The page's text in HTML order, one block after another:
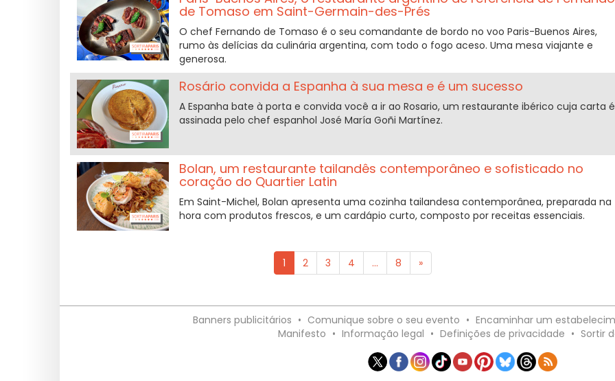
de Tomaso em Saint-Germain-des-Prés
O chef Fernando de Tomaso é o seu comandante de bordo no voo Paris-Buenos Aires,
rumo às delícias da culinária argentina, com todo o fogo aceso. Uma mesa viajante e
generosa.
Rosário convida a Espanha à sua mesa e é um sucesso
A Espanha bate à porta e convida você a ir ao Rosario, um restaurante ibérico cuja carta é
assinada pelo chef espanhol José María Goñi Martínez.
Bolan, um restaurante tailandês contemporâneo e sofisticado no
coração do Quartier Latin
Em Saint-Michel, Bolan apresenta uma cozinha tailandesa contemporânea, preparada na
hora com produtos frescos, e um cardápio curto, composto por receitas essenciais.
1 2 3 4 ... 8 »
Banners publicitários • Comunique sobre o seu evento • Encaminhar um
Manifesto • Informação legal • Definições de privacidade • Sortir